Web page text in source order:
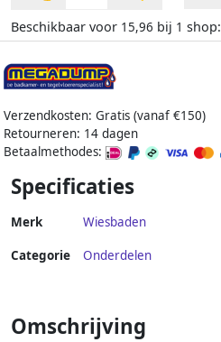
Beschikbaar voor 15,96 bij 1 shop:
Verzendkosten: Gratis (vanaf €150)
Retourneren: 14 dagen
Betaalmethodes:
Specificaties
Merk Wiesbaden
Categorie Onderdelen
Omschrijving